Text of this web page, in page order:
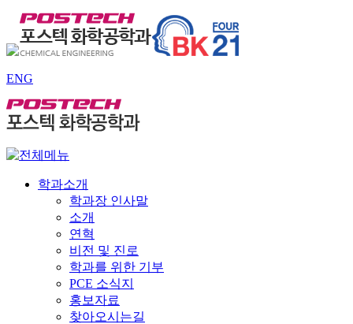
ENG
학과소개
학과장 인사말
소개
연혁
비전 및 진로
학과를 위한 기부
PCE 소식지
홍보자료
찾아오시는길